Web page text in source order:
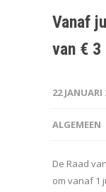
Vanaf
van €
22 JANUARI
ALGEMEEN
De Raad
om vanaf 1